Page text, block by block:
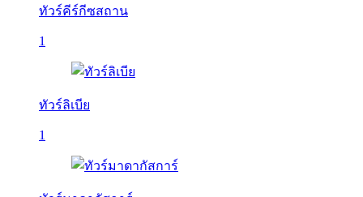
ทัวร์คีร์กีซสถาน
1
ทัวร์ลิเบีย
1